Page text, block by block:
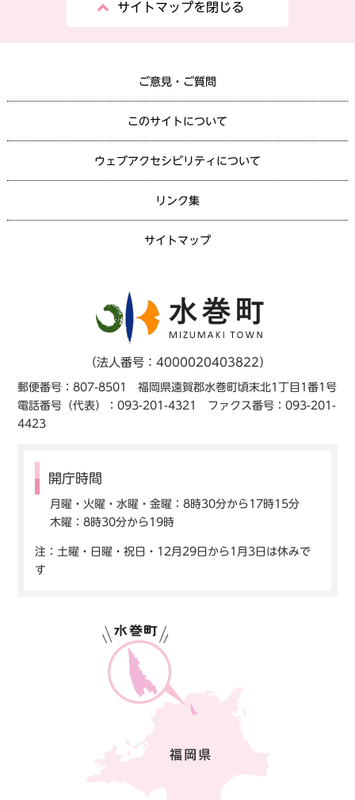
サイトマップを閉じる
ご意見・ご質問
このサイトについて
ウェブアクセシビリティについて
リンク集
サイトマップ
（法人番号：4000020403822）
郵便番号：807-8501 福岡県遠賀郡水巻町頃末北1丁目1番1号
電話番号（代表）：093-201-4321 ファクス番号：093-201-
4423
開庁時間
月曜・火曜・水曜・金曜：8時30分から17時15分
木曜：8時30分から19時
注：土曜・日曜・祝日・12月29日から1月3日は休みで
す